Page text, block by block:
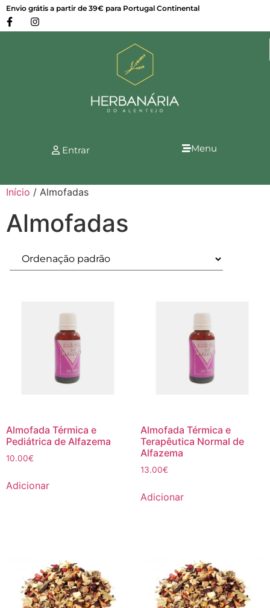
Envio grátis a partir de 39€ para Portugal Continental
Entrar Menu
Início / Almofadas
Almofadas
Almofada Térmica e
Pediátrica de Alfazema
10.00€
Adicionar
Almofada Térmica e
Terapêutica Normal de
Alfazema
13.00€
Adicionar